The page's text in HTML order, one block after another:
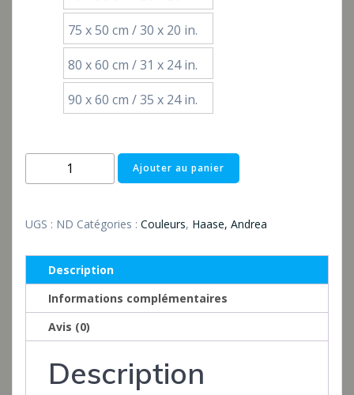
75 x 50 cm / 30 x 20 in.
80 x 60 cm / 31 x 24 in.
90 x 60 cm / 35 x 24 in.
quantité
de
III
Ajouter au panier
UGS : ND Catégories : Couleurs, Haase, Andrea
Description
Informations complémentaires
Avis (0)
Description